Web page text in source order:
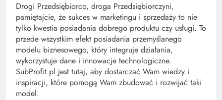
Drogi Przedsiębiorco, droga Przedsiębiorczyni,
pamiętajcie, że sukces w marketingu i sprzedaży to nie
tylko kwestia posiadania dobrego produktu czy usługi. To
przede wszystkim efekt posiadania przemyślanego
modelu biznesowego, który integruje działania,
wykorzystuje dane i innowacje technologiczne.
SubProfit.pl jest tutaj, aby dostarczać Wam wiedzy i
inspiracji, które pomogą Wam zbudować i rozwijać taki
model.